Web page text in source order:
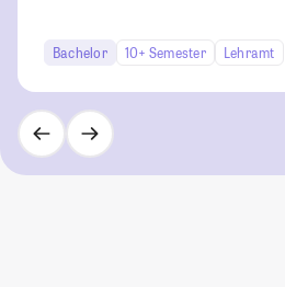
Bachelor 10+ Semester Lehramt